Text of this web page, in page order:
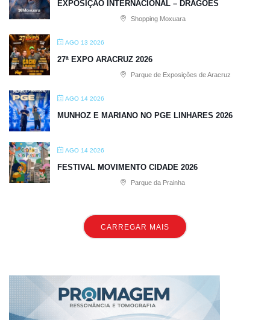
EXPOSIÇÃO INTERNACIONAL – DRAGÕES
Shopping Moxuara
AGO 13 2026
27ª EXPO ARACRUZ 2026
Parque de Exposições de Aracruz
AGO 14 2026
MUNHOZ E MARIANO NO PGE LINHARES 2026
AGO 14 2026
FESTIVAL MOVIMENTO CIDADE 2026
Parque da Prainha
CARREGAR MAIS